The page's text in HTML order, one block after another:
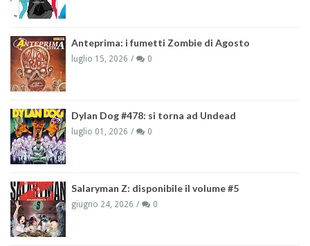
Anteprima: i fumetti Zombie di Agosto
luglio 15, 2026 0
Dylan Dog #478: si torna ad Undead
luglio 01, 2026 0
Salaryman Z: disponibile il volume #5
giugno 24, 2026 0